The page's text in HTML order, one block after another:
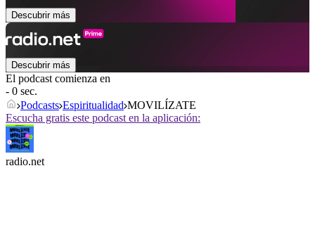
Descubrir más
Descubrir más
El podcast comienza en
- 0 sec.
Podcasts Espiritualidad MOVILÍZATE
Escucha gratis este podcast en la aplicación:
radio.net